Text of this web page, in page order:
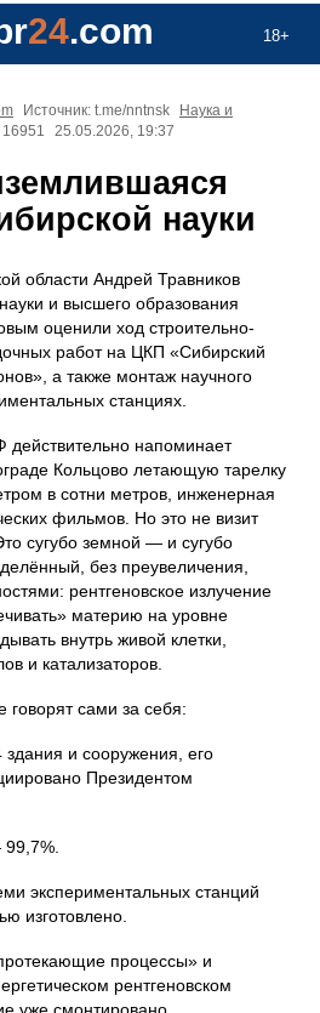
18+
24.com
Источник: t.me/nntnsk
Наука и
16951 25.05.2026, 19:37
науки
области Андрей Травников
и высшего образования
оценили ход строительно-
работ на ЦКП «Сибирский
а также монтаж научного
станциях.
напоминает
Кольцово летающую тарелку
в сотни метров, инженерная
фильмов. Но это не визит
сугубо земной — и сугубо
без преувеличения,
рентгеновское излучение
материю на уровне
внутрь живой клетки,
и катализаторов.
говорят сами за себя:
и сооружения, его
Президентом
экспериментальных станций
изготовлено.
процессы» и
рентгеновском